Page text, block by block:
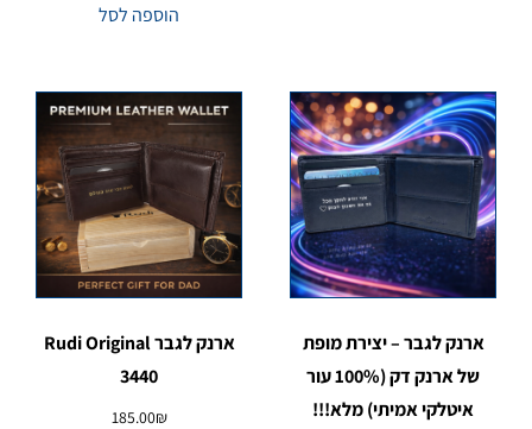
הוספה לסל
ארנק לגבר – יצירת מופת
של ארנק דק (100% עור
איטלקי אמיתי) מלא!!!
ארנק לגבר Rudi Original
3440
185.00₪